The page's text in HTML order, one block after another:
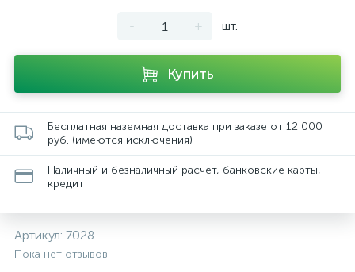
- + шт.
Купить
Бесплатная наземная доставка при заказе от 12 000
руб. (имеются исключения)
Наличный и безналичный расчет, банковские карты,
кредит
Артикул: 7028
Пока нет отзывов